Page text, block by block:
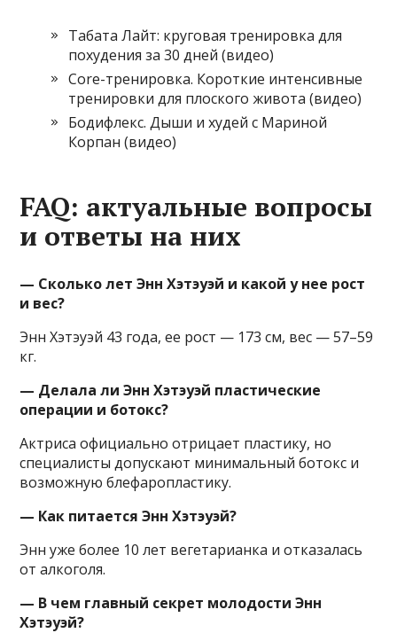
Табата Лайт: круговая тренировка для
похудения за 30 дней (видео)
Core-тренировка. Короткие интенсивные
тренировки для плоского живота (видео)
Бодифлекс. Дыши и худей с Мариной
Корпан (видео)
FAQ: актуальные вопросы
и ответы на них
— Сколько лет Энн Хэтэуэй и какой у нее рост
и вес?
Энн Хэтэуэй 43 года, ее рост — 173 см, вес — 57–59
кг.
— Делала ли Энн Хэтэуэй пластические
операции и ботокс?
Актриса официально отрицает пластику, но
специалисты допускают минимальный ботокс и
возможную блефаропластику.
— Как питается Энн Хэтэуэй?
Энн уже более 10 лет вегетарианка и отказалась
от алкоголя.
— В чем главный секрет молодости Энн
Хэтэуэй?